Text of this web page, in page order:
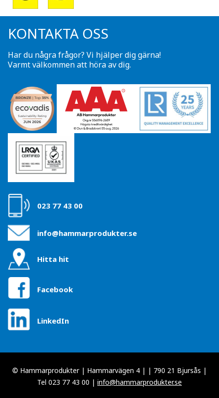
KONTAKTA OSS
Har du några frågor? Vi hjälper dig gärna!
Varmt välkommen att höra av dig.
023 77 43 00
info@hammarprodukter.se
Hitta hit
Facebook
LinkedIn
© Hammarprodukter | Hammarvägen 4 | | 790 21 Bjursås |
Tel 023 77 43 00 | info@hammarprodukter.se